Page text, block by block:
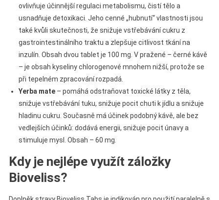
ovlivňuje účinnější regulaci metabolismu, čistí tělo a
usnadňuje detoxikaci. Jeho cenné „hubnutí“ vlastnosti jsou
také kvůli skutečnosti, že snižuje vstřebávání cukru z
gastrointestinálního traktu a zlepšuje citlivost tkání na
inzulín. Obsah dvou tablet je 100 mg. V pražené – černé kávě
– je obsah kyseliny chlorogenové mnohem nižší, protože se
při tepelném zpracování rozpadá.
Yerba mate– pomáhá odstraňovat toxické látky z těla,
snižuje vstřebávání tuku, snižuje pocit chuti k jídlu a snižuje
hladinu cukru. Současně má účinek podobný kávě, ale bez
vedlejších účinků: dodává energii, snižuje pocit únavy a
stimuluje mysl. Obsah – 60 mg.
Kdy je nejlépe využít záložky
Bioveliss?